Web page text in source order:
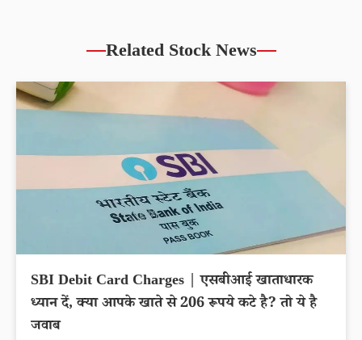
Related Stock News
SBI Debit Card Charges | एसबीआई खाताधारक
ध्यान दें, क्या आपके खाते से 206 रूपये कटे है? तो ये है
जवाब